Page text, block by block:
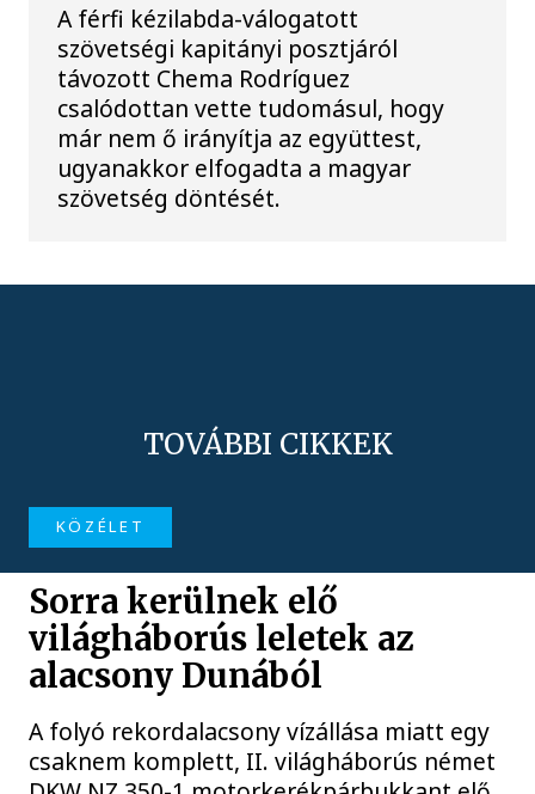
A férfi kézilabda-válogatott
szövetségi kapitányi posztjáról
távozott Chema Rodríguez
csalódottan vette tudomásul, hogy
már nem ő irányítja az együttest,
ugyanakkor elfogadta a magyar
szövetség döntését.
TOVÁBBI CIKKEK
KÖZÉLET
Sorra kerülnek elő
világháborús leletek az
alacsony Dunából
A folyó rekordalacsony vízállása miatt egy
csaknem komplett, II. világháborús német